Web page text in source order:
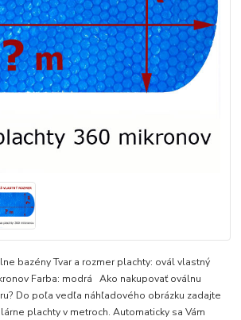
bazény Tvar a rozmer plachty: ovál vlastný
Farba: modrá Ako nakupovať oválnu
Do poľa vedľa náhľadového obrázku zadajte
plachty v metroch. Automaticky sa Vám